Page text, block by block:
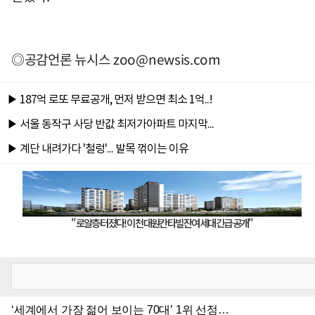
◎공감언론 뉴시스zoo@newsis.com